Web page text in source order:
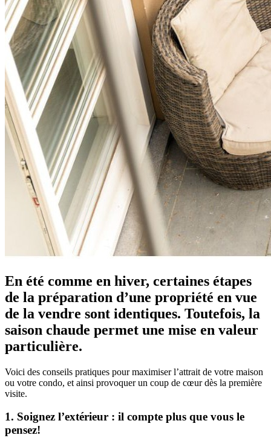
En été comme en hiver, certaines étapes
de la préparation d’une propriété en vue
de la vendre sont identiques. Toutefois, la
saison chaude permet une mise en valeur
particulière.
Voici des conseils pratiques pour maximiser l’attrait de votre maison
ou votre condo, et ainsi provoquer un coup de cœur dès la première
visite.
1. Soignez l’extérieur : il compte plus que vous le
pensez!